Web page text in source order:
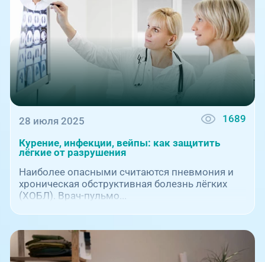
28 июля 2025 1689
Курение, инфекции, вейпы: как защитить
лёгкие от разрушения
Наиболее опасными считаются пневмония и
хроническая обструктивная болезнь лёгких
(ХОБЛ). Врач-пульмо...